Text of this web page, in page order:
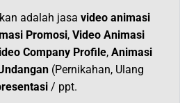
adalah jasa video animasi
Promosi, Video Animasi
Company Profile, Animasi
(Pernikahan, Ulang
/ ppt.